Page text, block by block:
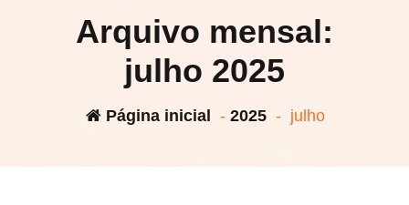
Arquivo mensal:
julho 2025
Página inicial - 2025- julho